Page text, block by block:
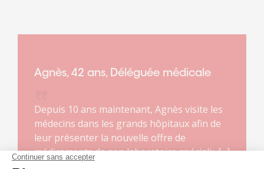
Agnès, 42 ans, Déléguée médicale
Depuis 10 ans maintenant, Agnès visite les
médecins dans les grands hôpitaux afin de
leur présenter la nouvelle offre de
médicaments de son laboratoire spécialisé